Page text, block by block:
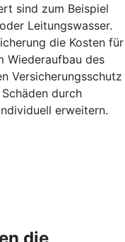
sind zum Beispiel
Leitungswasser.
die Kosten für
Wiederaufbau des
Versicherungsschutz
durch
erweitern.